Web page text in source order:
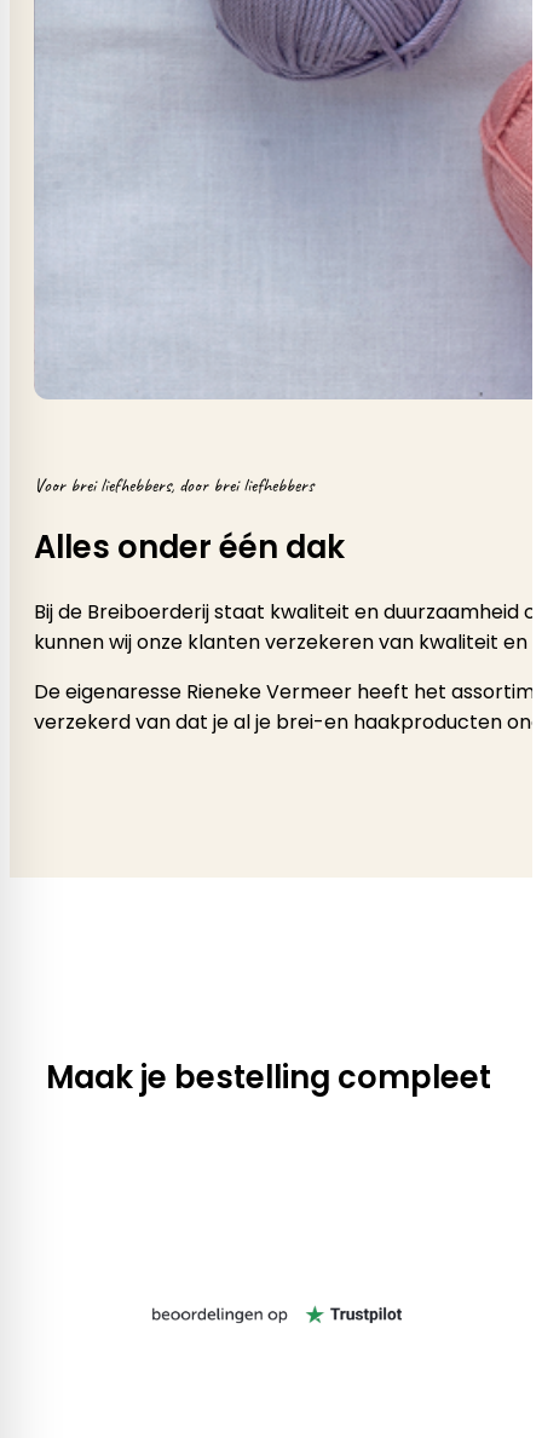
Voor brei liefhebbers, door brei liefhebbers
Alles onder één dak
Bij de Breiboerderij staat kwaliteit en duurzaamheid
kunnen wij onze klanten verzekeren van kwaliteit en
De eigenaresse Rieneke Vermeer heeft het
verzekerd van dat je al je brei-en haakproducten
Maak je bestelling compleet